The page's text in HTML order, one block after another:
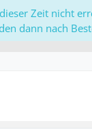
Zeit nicht
dann nach